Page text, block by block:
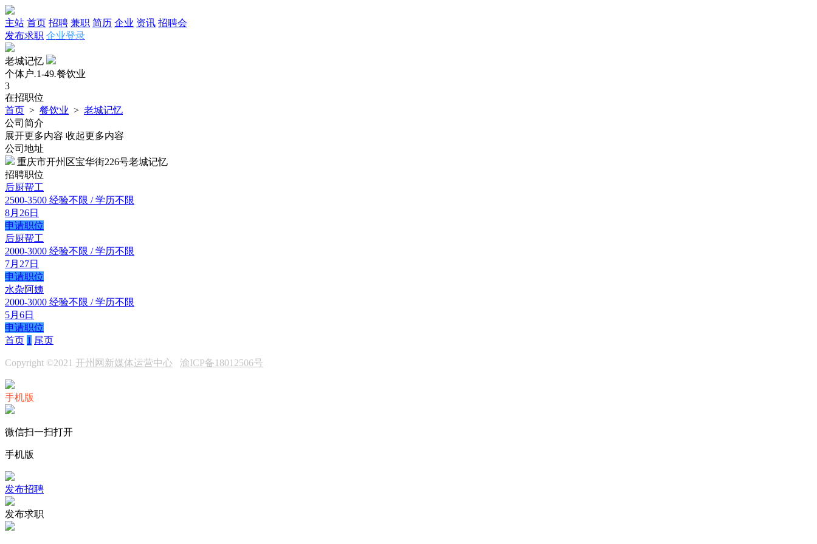
主站 首页 招聘 兼职 简历 企业 资讯 招聘会
发布求职 企业登录
老城记忆
个体户.1-49.餐饮业
3
在招职位
首页 > 餐饮业 > 老城记忆
公司简介
展开更多内容 收起更多内容
公司地址
重庆市开州区宝华街226号老城记忆
招聘职位
后厨帮工
2500-3500 经验不限 / 学历不限
8月26日
申请职位
后厨帮工
2000-3000 经验不限 / 学历不限
7月27日
申请职位
水杂阿姨
2000-3000 经验不限 / 学历不限
5月6日
申请职位
首页 1 尾页
Copyright ©2021 开州网新媒体运营中心 渝ICP备18012506号
手机版
微信扫一扫打开
手机版
发布招聘
发布求职